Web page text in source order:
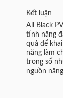
Kết luận
All Black
tính năng
quả để
năng làm
trong số
nguồn